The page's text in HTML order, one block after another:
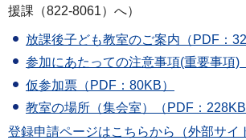
援課（822-8061）へ）
放課後子ども教室のご案内（PDF：
参加にあたっての注意事項(重要事項)
仮参加票（PDF：80KB）
教室の場所（集会室）（PDF：228KB
登録申請ページはこちらから（外部サイ